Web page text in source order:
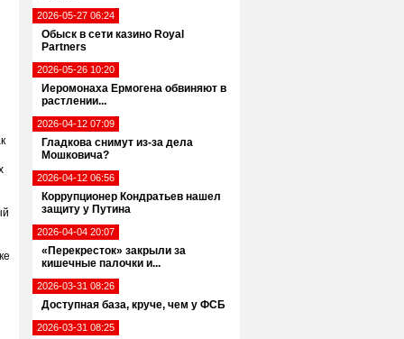
2026-05-27 06:24
Обыск в сети казино Royal
Partners
2026-05-26 10:20
Иеромонаха Ермогена обвиняют в
растлении...
2026-04-12 07:09
Гладкова снимут из-за дела
Мошковича?
2026-04-12 06:56
Коррупционер Кондратьев нашел
защиту у Путина
2026-04-04 20:07
«Перекресток» закрыли за
кишечные палочки и...
2026-03-31 08:26
Доступная база, круче, чем у ФСБ
2026-03-31 08:25